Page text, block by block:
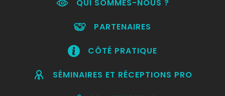
QUI SOMMES-NOUS ?
PARTENAIRES
CÔTÉ PRATIQUE
SÉMINAIRES ET RÉCEPTIONS PRO